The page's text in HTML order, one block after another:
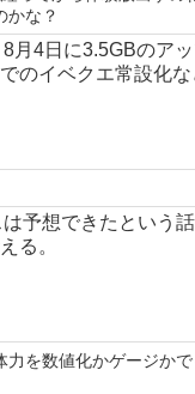
かな？
8月4日に3.5GBのア
のイベクエ常設化な
予想できたという
る。
力を数値化かゲージか